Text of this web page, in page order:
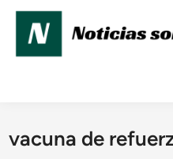
Saltar
contenido
vacuna de